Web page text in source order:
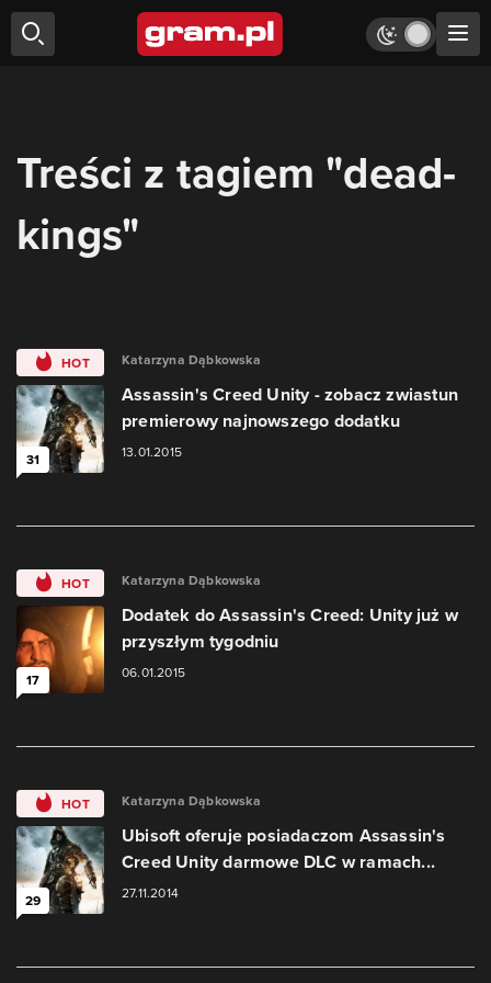
Treści z tagiem "dead-
kings"
HOT
31
Katarzyna Dąbkowska
Assassin's Creed Unity - zobacz zwiastun
premierowy najnowszego dodatku
13.01.2015
HOT
17
Katarzyna Dąbkowska
Dodatek do Assassin's Creed: Unity już w
przyszłym tygodniu
06.01.2015
HOT
29
Katarzyna Dąbkowska
Ubisoft oferuje posiadaczom Assassin's
Creed Unity darmowe DLC w ramach...
27.11.2014